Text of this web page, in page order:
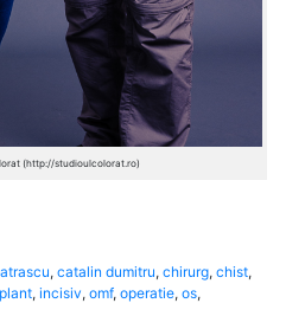
(http://studioulcolorat.ro)
, catalin dumitru, chirurg, chist,
, incisiv, omf, operatie, os,